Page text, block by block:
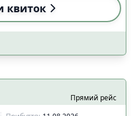
квиток
Прямий рейс